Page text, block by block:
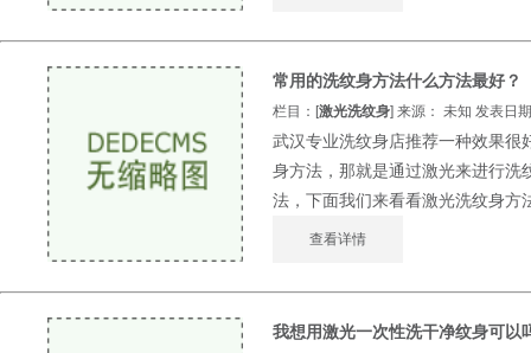
常用的洗纹身方法什么方法最好？
栏目：[激光洗纹身] 来源： 未知 发表日
武汉专业洗纹身店推荐一种效果很
身方法，那就是通过激光来进行洗
法，下面我们来看看激光洗纹身方
查看详情
我想用激光一次性洗干净纹身可以